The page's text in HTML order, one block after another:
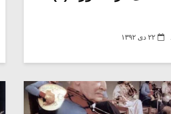
۲۲ دی ۱۳۹۲